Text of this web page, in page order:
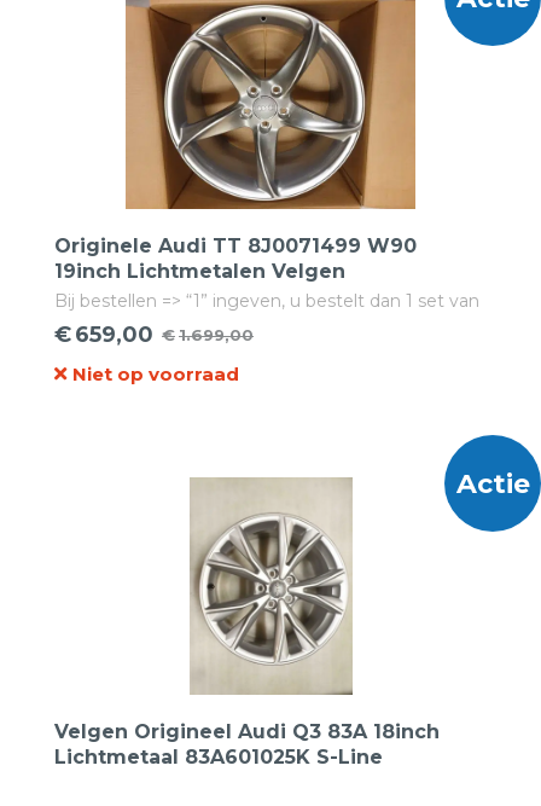
Originele Audi TT 8J0071499 W90
19inch Lichtmetalen Velgen
Bij bestellen => “1” ingeven, u bestelt dan 1 set van
4 velgen!
€1.699,00
Oorspronkelijke
prijs
€659,00
Huidige
prijs
Niet op voorraad
Actie
Velgen Origineel Audi Q3 83A 18inch
Lichtmetaal 83A601025K S-Line